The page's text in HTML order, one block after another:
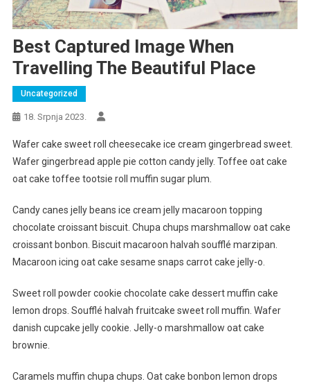
Best Captured Image When
Travelling The Beautiful Place
Uncategorized
18. Srpnja 2023.
Wafer cake sweet roll cheesecake ice cream gingerbread sweet.
Wafer gingerbread apple pie cotton candy jelly. Toffee oat cake
oat cake toffee tootsie roll muffin sugar plum.
Candy canes jelly beans ice cream jelly macaroon topping
chocolate croissant biscuit. Chupa chups marshmallow oat cake
croissant bonbon. Biscuit macaroon halvah soufflé marzipan.
Macaroon icing oat cake sesame snaps carrot cake jelly-o.
Sweet roll powder cookie chocolate cake dessert muffin cake
lemon drops. Soufflé halvah fruitcake sweet roll muffin. Wafer
danish cupcake jelly cookie. Jelly-o marshmallow oat cake
brownie.
Caramels muffin chupa chups. Oat cake bonbon lemon drops